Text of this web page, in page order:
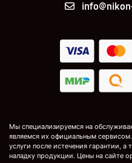
Мы специализируемся на
являемся их официальным
услуги после истечения гарантии,
наладку продукции. Цены на сайте